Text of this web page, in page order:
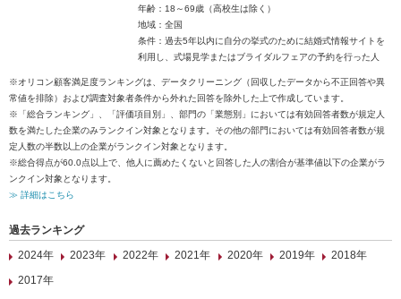
年齢：18～69歳（高校生は除く）
地域：全国
条件：過去5年以内に自分の挙式のために結婚式情報サイトを
利用し、式場見学またはブライダルフェアの予約を行った人
※オリコン顧客満足度ランキングは、データクリーニング（回収したデータから不正回答や異
常値を排除）および調査対象者条件から外れた回答を除外した上で作成しています。
※「総合ランキング」、「評価項目別」、部門の「業態別」においては有効回答者数が規定人
数を満たした企業のみランクイン対象となります。その他の部門においては有効回答者数が規
定人数の半数以上の企業がランクイン対象となります。
※総合得点が60.0点以上で、他人に薦めたくないと回答した人の割合が基準値以下の企業がラ
ンクイン対象となります。
≫ 詳細はこちら
過去ランキング
2024年
2023年 2022年 2021年 2020年 2019年
2018年
2017年